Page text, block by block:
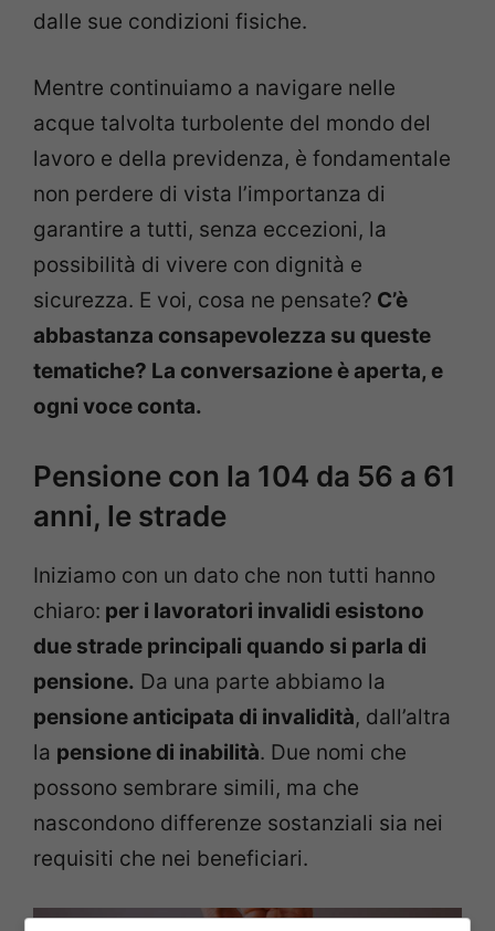
dalle sue condizioni fisiche.
Mentre continuiamo a navigare nelle
acque talvolta turbolente del mondo del
lavoro e della previdenza, è fondamentale
non perdere di vista l’importanza di
garantire a tutti, senza eccezioni, la
possibilità di vivere con dignità e
sicurezza. E voi, cosa ne pensate? C’è
abbastanza consapevolezza su queste
tematiche? La conversazione è aperta, e
ogni voce conta.
Pensione con la 104 da 56 a 61
anni, le strade
Iniziamo con un dato che non tutti hanno
chiaro: per i lavoratori invalidi esistono
due strade principali quando si parla di
pensione. Da una parte abbiamo la
pensione anticipata di invalidità, dall’altra
la pensione di inabilità. Due nomi che
possono sembrare simili, ma che
nascondono differenze sostanziali sia nei
requisiti che nei beneficiari.